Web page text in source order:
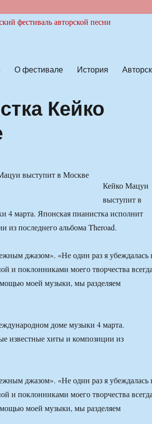
О фестивале История
Кейко
Кейко Мацуи
выступит в
4 марта. Японская пианистка исполнит
из последнего альбома Theroad.
джазом». «Не один раз я убеждалась
и поклонниками моего творчества
моей музыки, мы разделяем
доме музыки 4 марта.
известные хиты и композиции из
джазом». «Не один раз я убеждалась
и поклонниками моего творчества
моей музыки, мы разделяем